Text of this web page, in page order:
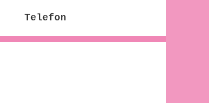
Telefon